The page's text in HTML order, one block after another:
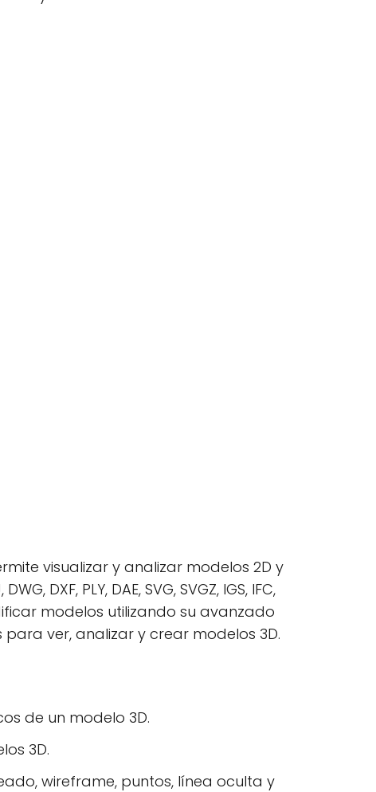
visualizar y analizar modelos 2D y
DXF, PLY, DAE, SVG, SVGZ, IGS, IFC,
modelos utilizando su avanzado
ver, analizar y crear modelos 3D.
de un modelo 3D.
3D.
wireframe, puntos, línea oculta y